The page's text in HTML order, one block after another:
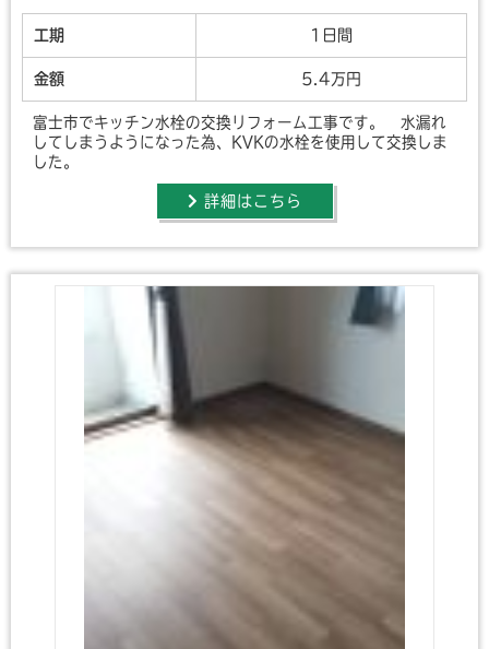
工期 1日間
金額 5.4万円
富士市でキッチン水栓の交換リフォーム工事です。 水漏れ
してしまうようになった為、KVKの水栓を使用して交換しま
した。
詳細はこちら